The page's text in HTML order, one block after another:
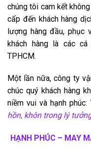
chúng tôi cam kết
cấp đến khách hàng
lượng hàng đầu, phục
khách hàng là các
TPHCM.
Một lần nữa, công ty
chúc quý khách hàng
niềm vui và hạnh phúc:
hồn, khôn trong lý
HẠNH PHÚC – MAY